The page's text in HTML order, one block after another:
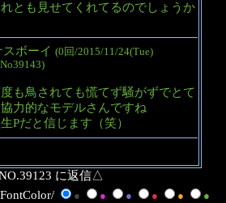
とも見せてくれてるのでしょうか
ボーイ (0回/2015/11/24(Tue)
も鳥されても慌てず騒がずでとて
協力的なモデルさんですね
Pだと信じます（笑）
に返信△
● ● ● ● ● ●